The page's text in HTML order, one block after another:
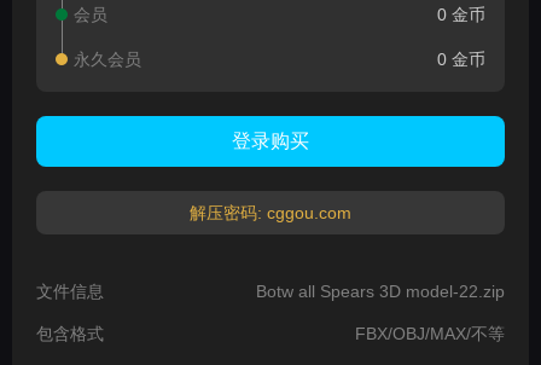
会员 0 金币
永久会员 0 金币
登录购买
解压密码: cggou.com
文件信息 Botw all Spears 3D model-22.zip
包含格式 FBX/OBJ/MAX/不等